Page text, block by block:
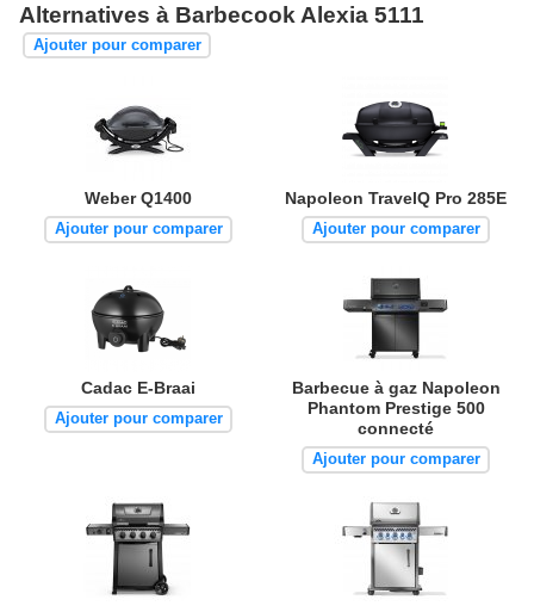
Alternatives à Barbecook Alexia 5111
Ajouter pour comparer
Weber Q1400
Ajouter pour comparer
Napoleon TravelQ Pro 285E
Ajouter pour comparer
Cadac E-Braai
Ajouter pour comparer
Barbecue à gaz Napoleon
Phantom Prestige 500
connecté
Ajouter pour comparer